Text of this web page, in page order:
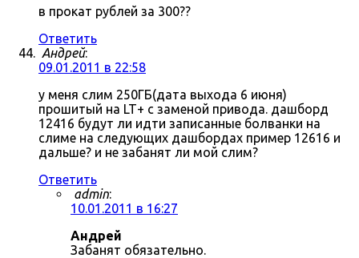
в прокат рублей за 300??
Ответить
Андрей:
09.01.2011 в 22:58
у меня слим 250ГБ(дата выхода 6 июня)
прошитый на LT+ с заменой привода. дашборд
12416 будут ли идти записанные болванки на
слиме на следующих дашбордах пример 12616 и
дальше? и не забанят ли мой слим?
Ответить
admin:
10.01.2011 в 16:27
Андрей
Забанят обязательно.